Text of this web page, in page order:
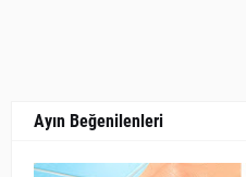
Ayın Beğenilenleri